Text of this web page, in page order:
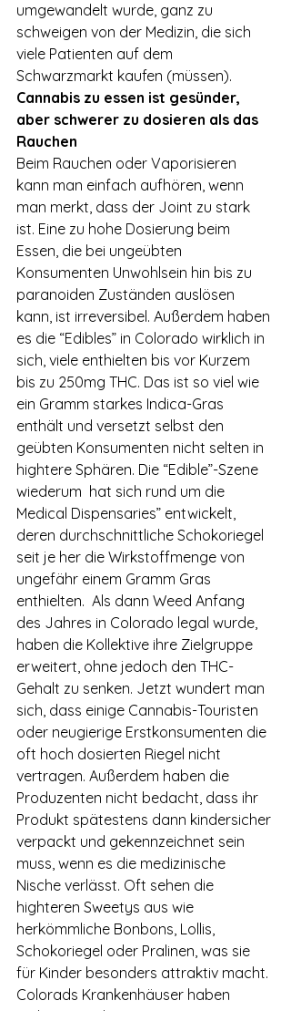
umgewandelt wurde, ganz zu
schweigen von der Medizin, die sich
viele Patienten auf dem
Schwarzmarkt kaufen (müssen).
Cannabis zu essen ist gesünder,
aber schwerer zu dosieren als das
Rauchen
Beim Rauchen oder Vaporisieren
kann man einfach aufhören, wenn
man merkt, dass der Joint zu stark
ist. Eine zu hohe Dosierung beim
Essen, die bei ungeübten
Konsumenten Unwohlsein hin bis zu
paranoiden Zuständen auslösen
kann, ist irreversibel. Außerdem haben
es die “Edibles” in Colorado wirklich in
sich, viele enthielten bis vor Kurzem
bis zu 250mg THC. Das ist so viel wie
ein Gramm starkes Indica-Gras
enthält und versetzt selbst den
geübten Konsumenten nicht selten in
hightere Sphären. Die “Edible”-Szene
wiederum  hat sich rund um die
Medical Dispensaries” entwickelt,
deren durchschnittliche Schokoriegel
seit je her die Wirkstoffmenge von
ungefähr einem Gramm Gras
enthielten.  Als dann Weed Anfang
des Jahres in Colorado legal wurde,
haben die Kollektive ihre Zielgruppe
erweitert, ohne jedoch den THC-
Gehalt zu senken. Jetzt wundert man
sich, dass einige Cannabis-Touristen
oder neugierige Erstkonsumenten die
oft hoch dosierten Riegel nicht
vertragen. Außerdem haben die
Produzenten nicht bedacht, dass ihr
Produkt spätestens dann kindersicher
verpackt und gekennzeichnet sein
muss, wenn es die medizinische
Nische verlässt. Oft sehen die
highteren Sweetys aus wie
herkömmliche Bonbons, Lollis,
Schokoriegel oder Pralinen, was sie
für Kinder besonders attraktiv macht.
Colorads Krankenhäuser haben